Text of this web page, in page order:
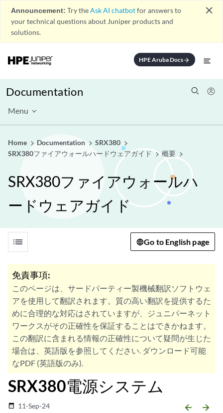
Announcement: Try theAsk AI chatbotfor answers to
your technical questions about Juniper products and
solutions.
close
HPE Aruba Docsarrow_forward
Documentation
Menu
Home Documentation
SRX380
SRX380ファイアウォールハードウェアガイド
概要
SRX380ファイアウォールハ
ードウェアガイド
list Go to English page
免責事項:
このページは、サードパーティー製機械翻訳ソフトウェ
アを使用して翻訳されます。質の高い翻訳を提供するた
めに合理的な対応はされていますが、ジュニパーネット
ワークスがその正確性を保証することはできかねます。
この翻訳に含まれる情報の正確性について疑問が生じた
場合は、英語版を参照してください. ダウンロード可能
なPDF (英語版のみ).
SRX380電源システム
date_range 11-Sep-24 arrow_backward arrow_forward